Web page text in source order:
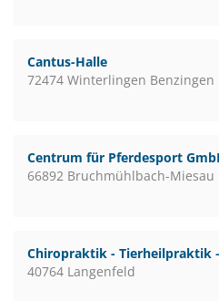
Cantus-Halle
72474 Winterlingen Benzingen
Centrum für Pferdesport
66892 Bruchmühlbach-Miesau
Chiropraktik - Tierheilpraktik
40764 Langenfeld